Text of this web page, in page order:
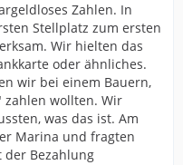
Zahlen. In
Stellplatz zum ersten
Wir hielten das
oder ähnliches.
wir bei einem Bauern,
zahlen wollten. Wir
was das ist. Am
Marina und fragten
der Bezahlung